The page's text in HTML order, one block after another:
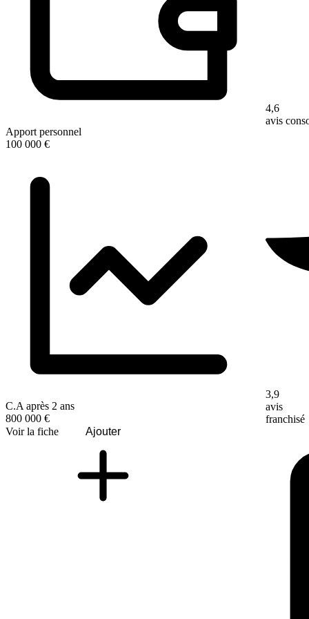
Apport personnel
100 000 €
C.A après 2 ans
800 000 €
Voir la fiche
Ajouter
4,6
avis
3,9
avis
franchisé